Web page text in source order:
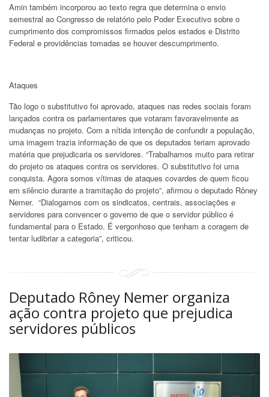
Amin também incorporou ao texto regra que determina o envio
semestral ao Congresso de relatório pelo Poder Executivo sobre o
cumprimento dos compromissos firmados pelos estados e Distrito
Federal e providências tomadas se houver descumprimento.
Ataques
Tão logo o substitutivo foi aprovado, ataques nas redes sociais foram
lançados contra os parlamentares que votaram favoravelmente as
mudanças no projeto. Com a nítida intenção de confundir a população,
uma imagem trazia informação de que os deputados teriam aprovado
matéria que prejudicaria os servidores. “Trabalhamos muito para retirar
do projeto os ataques contra os servidores. O substitutivo foi uma
conquista. Agora somos vítimas de ataques covardes de quem ficou
em silêncio durante a tramitação do projeto”, afirmou o deputado Rôney
Nemer. “Dialogamos com os sindicatos, centrais, associações e
servidores para convencer o governo de que o servidor público é
fundamental para o Estado. É vergonhoso que tenham a coragem de
tentar ludibriar a categoria”, criticou.
Deputado Rôney Nemer organiza
ação contra projeto que prejudica
servidores públicos